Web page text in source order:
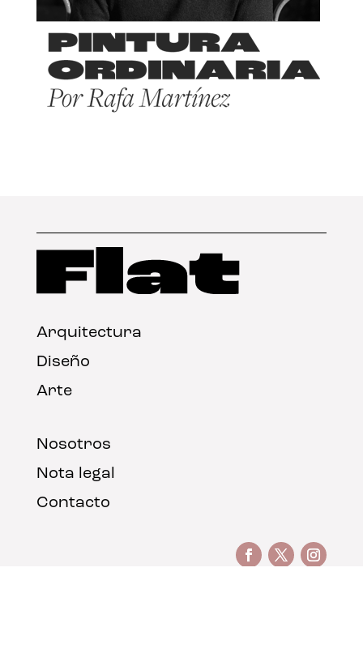
Arquitectura
Diseño
Arte
Nosotros
Nota legal
Contacto